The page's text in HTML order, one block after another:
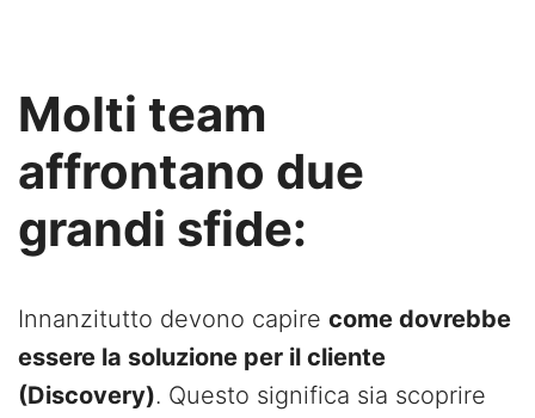
Molti team
affrontano due
grandi sfide:
Innanzitutto devono capire come dovrebbe
essere la soluzione per il cliente
(Discovery). Questo significa sia scoprire